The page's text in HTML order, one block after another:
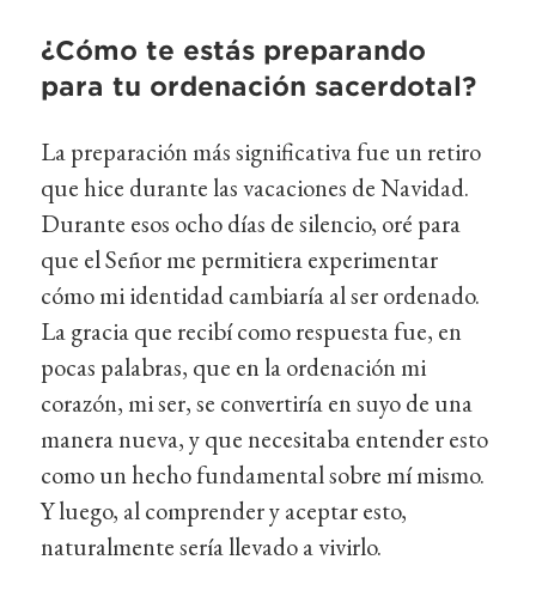
¿Cómo te estás preparando
para tu ordenación sacerdotal?
La preparación más significativa fue un retiro
que hice durante las vacaciones de Navidad.
Durante esos ocho días de silencio, oré para
que el Señor me permitiera experimentar
cómo mi identidad cambiaría al ser ordenado.
La gracia que recibí como respuesta fue, en
pocas palabras, que en la ordenación mi
corazón, mi ser, se convertiría en suyo de una
manera nueva, y que necesitaba entender esto
como un hecho fundamental sobre mí mismo.
Y luego, al comprender y aceptar esto,
naturalmente sería llevado a vivirlo.